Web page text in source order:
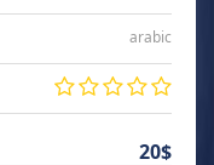
arabic
20$